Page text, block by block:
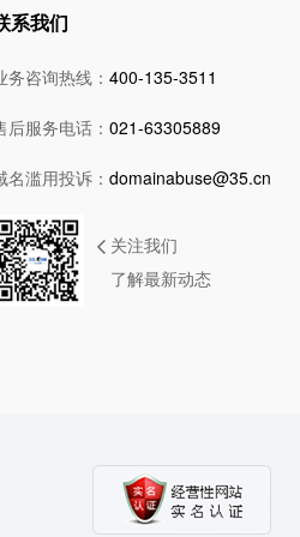
系我们
务咨询热线：400-135-3511
后服务电话：021-63305889
名滥用投诉：domainabuse@35.cn
关注我们
了解最新动态